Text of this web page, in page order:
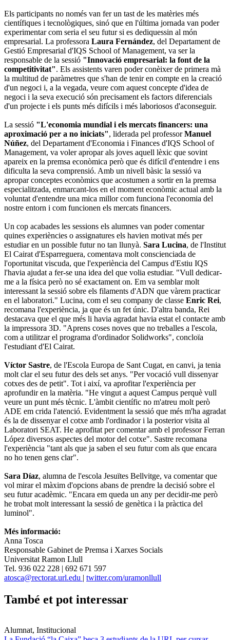
Els participants no només van fer un tast de les matèries més
científiques i tecnològiques, sinó que en l'última jornada van poder
experimentar com seria el seu futur si es dediquessin al món
empresarial. La professora Laura Fernández, del Departament de
Gestió Empresarial d'IQS School of Management, va ser la
responsable de la sessió "Innovació empresarial: la font de la
competitivitat". Els assistents varen poder conèixer de primera mà
la multitud de paràmetres que s'han de tenir en compte en la creació
d'un negoci i, a la vegada, veure com aquest concepte d'idea de
negoci i la seva execució són precisament els factors diferencials
d'un projecte i els punts més difícils i més laboriosos d'aconseguir.
La sessió "L'economia mundial i els mercats financers: una
aproximació per a no iniciats", liderada pel professorManuel
Núñez, del Departament d'Economia i Finances d'IQS School of
Management, va voler apropar als joves aquell lèxic que sovint
apareix en la premsa econòmica però que és difícil d'entendre i ens
dificulta la seva comprensió. Amb un nivell bàsic la sessió va
apropar conceptes econòmics que acostumen a sortir en la premsa
especialitzada, enmarcant‐los en el moment econòmic actual amb la
voluntat d'entendre una mica millor com funciona l'economia del
nostre entorn i com funcionen els mercats financers.
Un cop acabades les sessions els alumnes van poder comentar
quines experiències o assignatures els havien motivat més per
estudiar en un possible futur no tan llunyà. Sara Lucina, de l'Institut
El Cairat d'Esparreguera, comentava molt conscienciada de
l'oportunitat viscuda, que l'experiència del Campus d'Estiu IQS
l'havia ajudat a fer-se una idea del que volia estudiar. "Vull dedicar-
me a la física però no sé exactament on. Em va semblar molt
interessant la sessió sobre els filaments d'ADN que vàrem practicar
en el laboratori." Lucina, com el seu company de classe Enric Rei,
recomana l'experiència, ja que és un fet únic. D'altra banda, Rei
destacava que el que més li havia agradat havia estat el contacte amb
la impressora 3D. "Aprens coses noves que no treballes a l'escola,
com a utilitzar el programa d'ordinador Solidworks", concloïa
l'estudiant d'El Cairat.
Víctor Sastre, de l'Escola Europa de Sant Cugat, en canvi, ja tenia
molt clar el seu futur des dels set anys. "Per vocació vull dissenyar
cotxes des de petit". Tot i així, va aprofitar l'experiència per
aprofundir en la matèria. "He vingut a aquest Campus perquè vull
veure un punt més tècnic. L'àmbit científic no m'atreu molt però
ADE em crida l'atenció. Evidentment la sessió que més m'ha agradat
és la de dissenyar el cotxe amb l'ordinador i la posterior visita al
Laboratori SEAT. He aprofitat per comentar amb el professor Ferran
López diversos aspectes del motor del cotxe". Sastre recomana
l'experiència "tant als que ja saben el seu futur com als que encara
no ho tenen gens clar".
Sara Díaz, alumna de l'escola Jesuïtes Bellvitge, va comentar que
vol mirar el màxim d'opcions abans de prendre la decisió sobre el
seu futur acadèmic. "Encara em queda un any per decidir-me però
he trobat molt interessant la sessió de genètica i la pràctica del
luminol".
Més informació:
Anna Tosca
Responsable Gabinet de Premsa i Xarxes Socials
Universitat Ramon Llull
Tel. 936 022 228 | 692 671 597
atosca@rectorat.url.edu | twitter.com/uramonllull
També et pot interessar
Alumnat, Institucional